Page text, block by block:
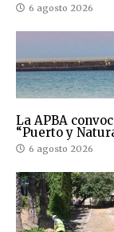
6 agosto 2026
La APBA
“Puerto y
6 agosto 2026